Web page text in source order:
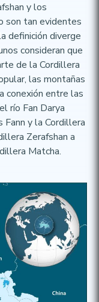
y los
son tan evidentes
definición diverge
consideran que
de la Cordillera
las montañas
conexión entre las
río Fan Darya
y la Cordillera
Zerafshan a
Matcha.